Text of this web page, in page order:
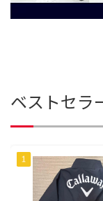
ベストセラ